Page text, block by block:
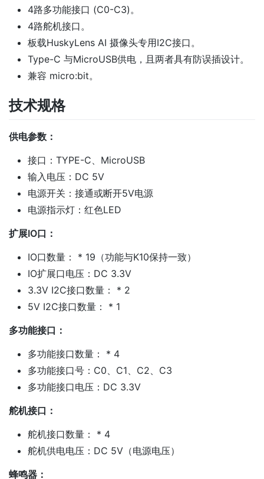
4路多功能接口 (C0-C3)。
4路舵机接口。
板载HuskyLens AI 摄像头专用I2C接口。
Type-C 与MicroUSB供电，且两者具有防误插设计。
兼容 micro:bit。
技术规格
供电参数：
接口：TYPE-C、MicroUSB
输入电压：DC 5V
电源开关：接通或断开5V电源
电源指示灯：红色LED
扩展IO口：
IO口数量： * 19（功能与K10保持一致）
IO扩展口电压：DC 3.3V
3.3V I2C接口数量： * 2
5V I2C接口数量： * 1
多功能接口：
多功能接口数量： * 4
多功能接口号：C0、C1、C2、C3
多功能接口电压：DC 3.3V
舵机接口：
舵机接口数量： * 4
舵机供电电压：DC 5V（电源电压）
蜂鸣器：